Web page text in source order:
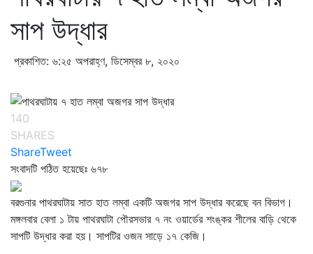
সাপ উদ্ধার
প্রকাশিত: ৬:২৫ অপরাহ্ণ, ডিসেম্বর ৮, ২০২০
140
SHARES
ShareTweet
সংবাদটি পঠিত হয়েছেঃ ৬৭৮
বরগুনার পাথরঘাটায় সাত হাত লম্বা একটি অজগর সাপ উদ্ধার করেছে বন বিভাগ।
মঙ্গলবার বেলা ১ টায় পাথরঘাটা পৌরসভার ৭ নং ওয়ার্ডের শংঙ্কর শীলের বাড়ি থেকে
সাপটি উদ্ধার করা হয়। সাপটির ওজন সাড়ে ১৭ কেজি।